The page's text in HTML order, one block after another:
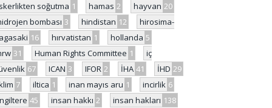
soğutma 1 hamas 2 hayvan 20
bombası 3 hindistan 12
hirosima-
16 hırvatistan 1 hollanda 5
31 Human Rights Committee 1
iç
67 ICAN 3 IFOR 2 İHA 41 İHD 29
7 iltica 1 inan mayıs aru 1 incirlik 6
45 insan hakkı 2 insan hakları 138